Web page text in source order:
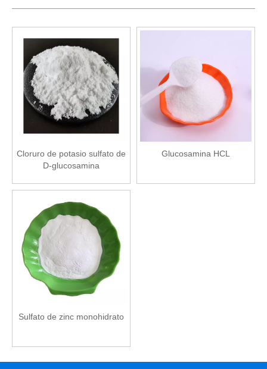
Cloruro de potasio sulfato de
D-glucosamina
Glucosamina HCL
Sulfato de zinc monohidrato